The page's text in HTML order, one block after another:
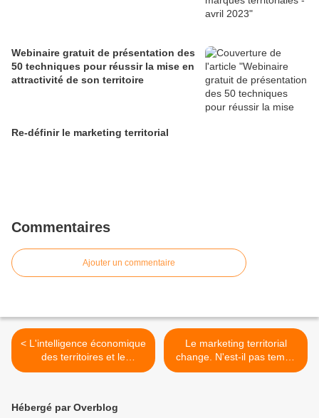
Webinaire gratuit de présentation des
50 techniques pour réussir la mise en
attractivité de son territoire
Re-définir le marketing territorial
Commentaires
Ajouter un commentaire
< L'intelligence économique
des territoires et le
marketing territorial
Le marketing territorial
change. N'est-il pas temps
de faire un 360° sur ce
Hébergé par Overblog